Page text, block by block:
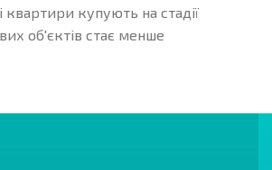
квартири купують на стадії
об'єктів стає менше